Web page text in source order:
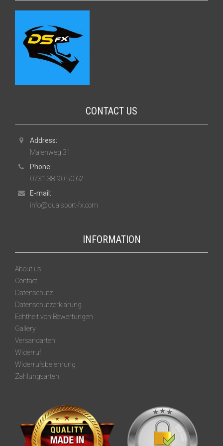
CONTACT US
Address:
Maienweg 31
Phone:
0731 38 90 50 62
E-mail:
info@dualsport-fx.com
INFORMATION
About us
Contact
Datenschutz
Datenschutzerklärung
Echtheit von Bewertungen
Gallery
Versandarten
Widerruf
Widerrufsbelehrung
Zahlungsarten